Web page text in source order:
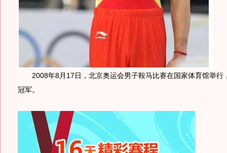
2008年8月17日，北京奥运会男子鞍马比赛在国家体育馆举行
冠军。